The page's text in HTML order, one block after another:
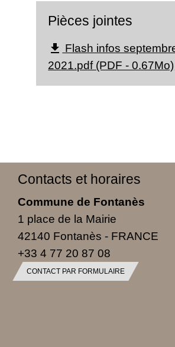
Pièces jointes
file_download Flash infos
2021.pdf (PDF - 0.67Mo)
Contacts et horaires
Commune de Fontanès
1 place de la Mairie
42140 Fontanès - FRANCE
+33 4 77 20 87 08
CONTACT PAR FORMULAIRE